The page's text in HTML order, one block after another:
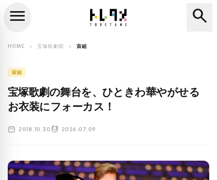
search
menu search
HOME chevron_right 宝塚歌劇団 chevron_right 宙組
宙組
宝塚歌劇の舞台を、ひときわ華やがせる
お衣装にフォーカス！
2018.10.30 2026.07.09